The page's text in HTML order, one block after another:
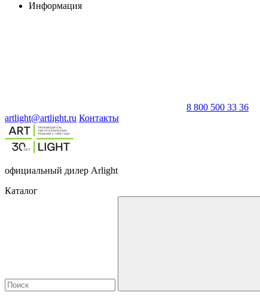
Информация
8 800 500 33 36
artlight@artlight.ru Контакты
официальный дилер Arlight
Каталог